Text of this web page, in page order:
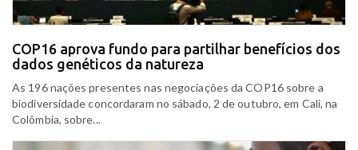
COP16 aprova fundo para partilhar benefícios dos
dados genéticos da natureza
As 196 nações presentes nas negociações da COP16 sobre a
biodiversidade concordaram no sábado, 2 de outubro, em Cali, na
Colômbia, sobre...